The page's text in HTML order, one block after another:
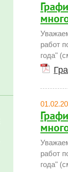
работ
года"
работ
года"